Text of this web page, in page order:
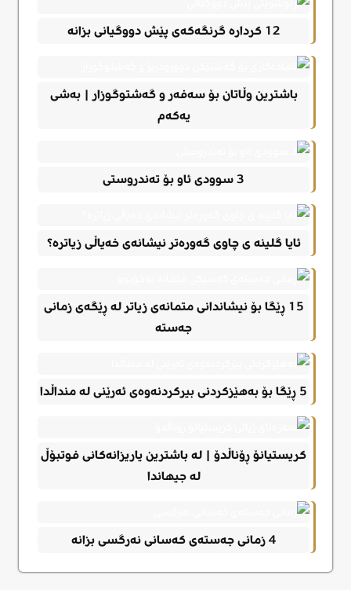
12 کردارە گرنگەکەی پێش دووگیانی بزانە
باشترین وڵاتان بۆ سەفەر و گەشتوگوزار | بەشی
یەکەم
3 سوودی ئاو بۆ تەندروستی
ئایا گلینه ی چاوی گەورەتر نیشانەی خەیاڵی زیاترە؟
15 ڕێگا بۆ نیشاندانی متمانەی زیاتر لە ڕێگەی زمانی
جەستە
5 ڕێگا بۆ بەهێزکردنی بیرکردنەوەی ئەرێنی لە منداڵدا
کریستیانۆ ڕۆناڵدۆ | لە باشترین یاریزانەکانی فوتبۆڵ
لە جیهاندا
4 زمانی جەستەی کەسانی نەرگسی بزانە